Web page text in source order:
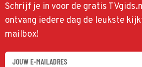
Schrijf je in voor de gratis
ontvang iedere dag de leukste
mailbox!